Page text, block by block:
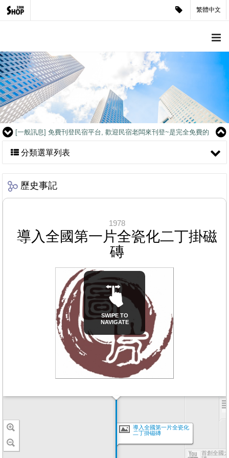
繁體中文
[客戶見證]讓人產生疑慮的客戶？公司企業形象官網是很重要的.
[一般訊息]免費刊登民宿平台, 歡迎民宿老闆來刊登~是完全免費的
喔
[客戶見證]煥采企業-藝人潘慧如愛好見證
[客戶見證]
CCK SHOP軍用禮品-媒體報導
[客戶見證]
讓人產生疑慮的客戶？公司企業形象官網是很重要的.
[一般訊息] 免費刊登民宿平台, 歡迎民宿老闆來刊登~是完全免費的
[客戶見證] CCK SHOP軍用禮品-媒體報導
[一般訊息]免費刊登民宿平台, 歡迎民宿老闆來刊登~是完全免費的
喔
[客戶見證]煥采企業-藝人潘慧如愛好見證
分類選單列表
歷史事記
1978
導入全國第一片全瓷化二丁掛磁
磚
SWIPE TO
NAVIGATE
導入全國第一片全瓷化
二丁掛磁磚
首創全國